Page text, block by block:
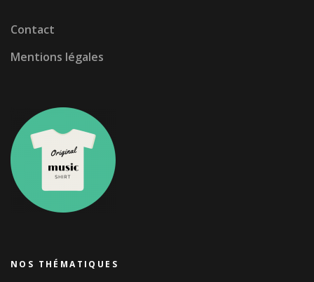
Contact
Mentions légales
NOS THÉMATIQUES